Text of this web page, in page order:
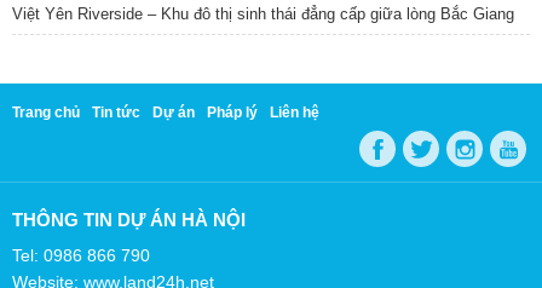
Việt Yên Riverside – Khu đô thị sinh thái đẳng cấp giữa lòng Bắc Giang
Trang chủ Tin tức Dự án Pháp lý Liên hệ
THÔNG TIN DỰ ÁN HÀ NỘI
Tel: 0986 866 790
Website: www.land24h.net